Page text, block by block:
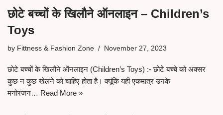
छोटे बच्चों के खिलौने ऑनलाइन – Children’s
Toys
by Fittness & Fashion Zone November 27, 2023
छोटे बच्चों के खिलौने ऑनलाइन (Children’s Toys) :- छोटे बच्चे को अक्सर
कुछ न कुछ खेलने को चाहिए होता है। क्यूंकि यही एकमात्र उनके
मनोरंजन… Read More »